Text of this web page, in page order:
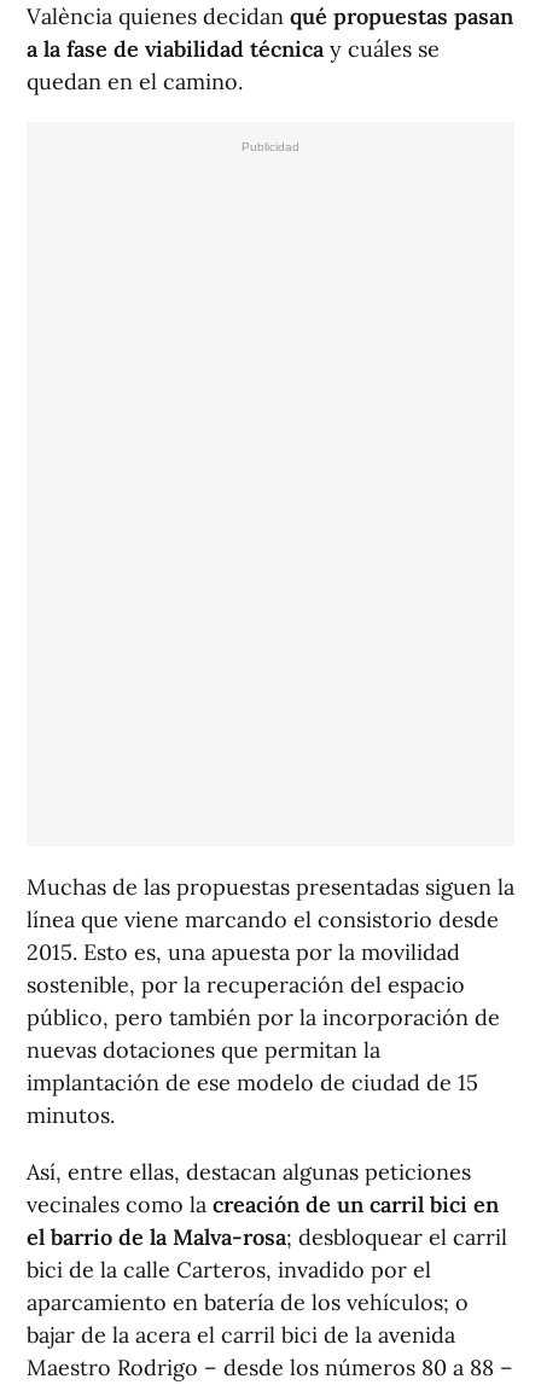
València quienes decidan qué propuestas pasan
a la fase de viabilidad técnica y cuáles se
quedan en el camino.
Muchas de las propuestas presentadas siguen la
línea que viene marcando el consistorio desde
2015. Esto es, una apuesta por la movilidad
sostenible, por la recuperación del espacio
público, pero también por la incorporación de
nuevas dotaciones que permitan la
implantación de ese modelo de ciudad de 15
minutos.
Así, entre ellas, destacan algunas peticiones
vecinales como la creación de un carril bici en
el barrio de la Malva-rosa; desbloquear el carril
bici de la calle Carteros, invadido por el
aparcamiento en batería de los vehículos; o
bajar de la acera el carril bici de la avenida
Maestro Rodrigo – desde los números 80 a 88 –